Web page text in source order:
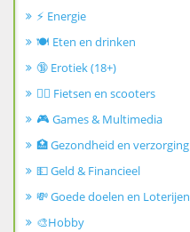
⚡ Energie
🍽️ Eten en drinken
🔞 Erotiek (18+)
🚴‍♂️ Fietsen en scooters
🎮 Games & Multimedia
🏥 Gezondheid en verzorging
💵 Geld & Financieel
💸 Goede doelen en Loterijen
🎨Hobby